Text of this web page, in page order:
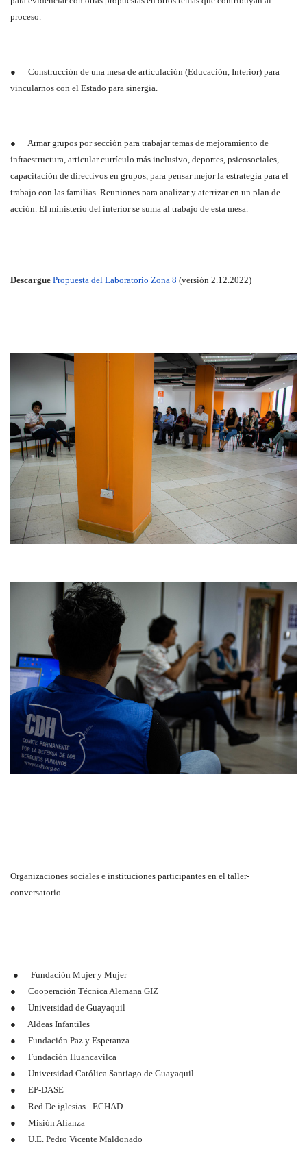
proceso.
● Construcción de una mesa de articulación (Educación, Interior) para
vincularnos con el Estado para sinergia.
● Armar grupos por sección para trabajar temas de mejoramiento de
infraestructura, articular currículo más inclusivo, deportes, psicosociales,
capacitación de directivos en grupos, para pensar mejor la estrategia para el
trabajo con las familias. Reuniones para analizar y aterrizar en un plan de
acción. El ministerio del interior se suma al trabajo de esta mesa.
Descargue Propuesta del Laboratorio Zona 8 (versión 2.12.2022)
Organizaciones sociales e instituciones participantes en el taller-
conversatorio
● Fundación Mujer y Mujer
● Cooperación Técnica Alemana GIZ
● Universidad de Guayaquil
● Aldeas Infantiles
● Fundación Paz y Esperanza
● Fundación Huancavilca
● Universidad Católica Santiago de Guayaquil
● EP-DASE
● Red De iglesias - ECHAD
● Misión Alianza
● U.E. Pedro Vicente Maldonado